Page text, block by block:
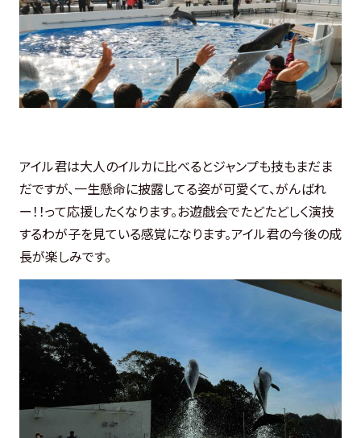
アイル君は大人のイルカに比べるとジャンプも技もまだま
だですが、一生懸命に披露してる姿が可愛くて、がんばれ
ー！！って応援したくなります。お遊戯会でたどたどしく演技
するわが子を見ている感覚になります。アイル君の今後の成
長が楽しみです。